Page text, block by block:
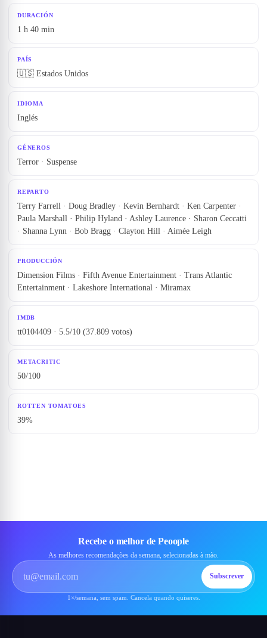
DURACIÓN
1 h 40 min
PAÍS
🇺🇸 Estados Unidos
IDIOMA
Inglés
GÉNEROS
Terror · Suspense
REPARTO
Terry Farrell · Doug Bradley · Kevin Bernhardt · Ken Carpenter ·
Paula Marshall · Philip Hyland · Ashley Laurence · Sharon Ceccatti
· Shanna Lynn · Bob Bragg · Clayton Hill · Aimée Leigh
PRODUCCIÓN
Dimension Films · Fifth Avenue Entertainment · Trans Atlantic
Entertainment · Lakeshore International · Miramax
IMDB
tt0104409 · 5.5/10 (37.809 votos)
METACRITIC
50/100
ROTTEN TOMATOES
39%
Recebe o melhor de Peoople
As melhores recomendações da semana, selecionadas à mão.
Subscrever
1×/semana, sem spam. Cancela quando quiseres.